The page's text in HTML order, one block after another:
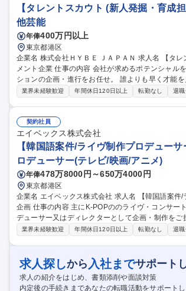
【タレントスカウト (新人発掘・育成
他芸能
年俸400万円以上
東京都港区
企業名 株式会社ＨＹＢＥ ＪＡＰＡＮ 求人名 【タレントスカウト (新人発掘・育成担当)】韓国No.1エンターテイ
メント企業 仕事の内容 会社が求めるポテンシャルを秘めた練習生を発掘するため、独創的な視点によるオーディ
ションの企画・進行をお任せ。 誰よりも早く才能
ていただきます。 【業務内容】■キャスティング・オーディションの企画運営：候補者の発掘、オーディションの
ケーション、および社内外の専門家（講師・クリエイター等）との連携 募集職
掘・育成担当)】韓国No.1エンターテイメント企業
業界未経験歓迎 年間休日120日以上 転勤なし 退職
契約社員
エイベックス株式会社
【韓国語案件/ライヴ制作プロデュー
ロデューサー(テレビ/映画/アニメ)
年俸478万8000円～650万4000円
東京都港区
企業名 エイベックス株式会社 求人名 【韓国語案件/ライヴ制作プロデューサー・ディレクター】「a-nation」等を
企画 仕事の内容 主にK-POPののライヴ・コンサート・フェスを制作している部署で、海外案件のライヴ制作プロ
デューサー又はディレクターとして企画・制作をご担当。
ヴ・コンサート・フェス等のプロデュース・制作
おり、アーティスト発掘をレーベルと一緒に手掛
内にあり、同じ目線で進めていけます。 募集職種 【韓国語案件/ライヴ制作プロデューサー・ディレクター】「a-
nation」等を企画
業界未経験歓迎 年間休日120日以上 転勤なし 退職
求人探しから 入社までサポート
求人の紹介をはじめ、書類添削や面談対策
内定後の手続きまであなたの転職活動をサポートし